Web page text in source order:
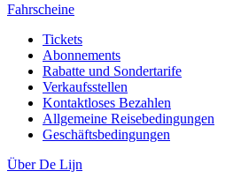
Fahrscheine
Tickets
Abonnements
Rabatte und Sondertarife
Verkaufsstellen
Kontaktloses Bezahlen
Allgemeine Reisebedingungen
Geschäftsbedingungen
Über De Lijn